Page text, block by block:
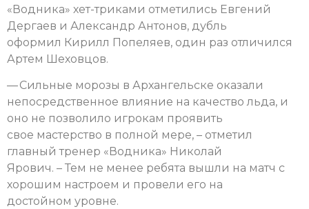
«Водника» хет-триками отметились Евгений
Дергаев и Александр Антонов, дубль
оформил Кирилл Попеляев, один раз отличился
Артем Шеховцов.
— Сильные морозы в Архангельске оказали
непосредственное влияние на качество льда, и
оно не позволило игрокам проявить
свое мастерство в полной мере, – отметил
главный тренер «Водника» Николай
Ярович. – Тем не менее ребята вышли на матч с
хорошим настроем и провели его на
достойном уровне.